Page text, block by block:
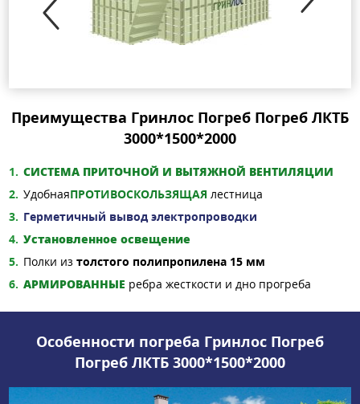
Преимущества Гринлос Погреб Погреб ЛКТБ
3000*1500*2000
СИСТЕМА ПРИТОЧНОЙ И ВЫТЯЖНОЙ ВЕНТИЛЯЦИИ
УдобнаяПРОТИВОСКОЛЬЗЯЩАЯ лестница
Герметичный вывод электропроводки
Установленное освещение
Полки из толстого полипропилена 15 мм
АРМИРОВАННЫЕ ребра жесткости и дно прогреба
Особенности погреба Гринлос Погреб
Погреб ЛКТБ 3000*1500*2000